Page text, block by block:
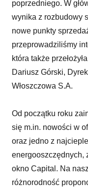
poprzedniego. W
wynika z rozbudowy
nowe punkty
przeprowadziliśmy
która także
Dariusz Górski,
Włoszczowa S.A.
Od początku roku
się m.in. nowości w
oraz jedno z
energooszczędnych,
okno Capital. Na
różnorodność